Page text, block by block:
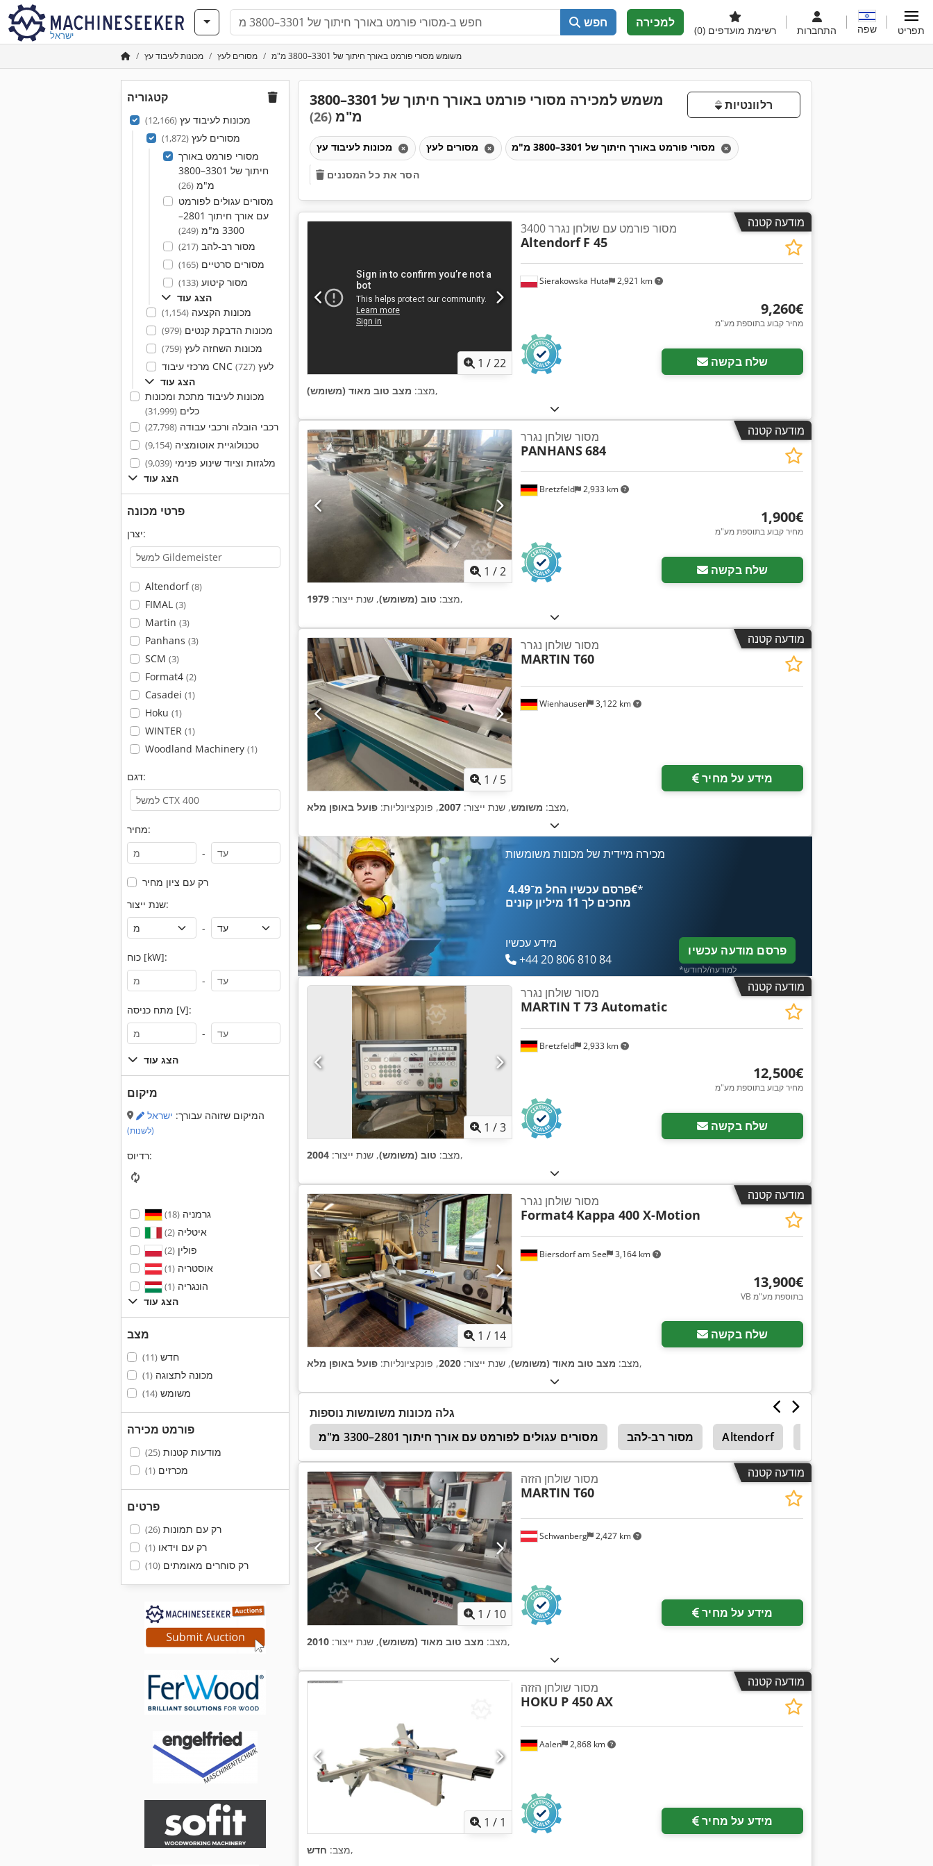
ישראל
חפש למכירה
רשימת מועדפים (0) התחברות שפה תפריט
מכונות לעיבוד עץ מסורים לעץ משומש מסורי פורמט באורך חיתוך של 3301–3800 מ"מ
קטגוריה
מכונות לעיבוד עץ(12,166)
מסורים לעץ(1,872)
מסורי פורמט באורך
חיתוך של 3301–3800
מ"מ(26)
מסורים עגולים לפורמט
עם אורך חיתוך 2801–
3300 מ"מ
(249)
מסור רב-להב(217)
מסורים סרטיים(165)
מסור קיטוע(133)
הצג עוד
מכונות הקצעה(1,154)
מכונות הדבקת קנטים(979)
מכונות השחזה לעץ(759)
מרכזי עיבוד CNC לעץ(727)
הצג עוד
מכונות לעיבוד מתכת ומכונות
כלים(31,999)
רכבי הובלה ורכבי עבודה(27,798)
טכנולוגיית אוטומציה(9,154)
מלגזות וציוד שינוע פנימי(9,039)
הצג עוד
פרטי מכונה
יצרן:
Altendorf(8)
FIMAL (3)
Martin (3)
Panhans (3)
SCM (3)
Format4 (2)
Casadei (1)
Hoku (1)
WINTER (1)
Woodland Machinery (1)
דגם:
מחיר:
-
רק עם ציון מחיר
שנת ייצור:
-
כוח [kW]:
-
מתח כניסה [V]:
-
הצג עוד
מיקום
המיקום שזוהה עבורך: ישראל
(לשנות)
רדיוס:
גרמניה(18)
איטליה(2)
פולין(2)
אוסטריה(1)
הונגריה(1)
הצג עוד
מצב
חדש(11)
מכונה לתצוגה(1)
משומש(14)
פורמט מכירה
מודעות קטנות(25)
מכרזים(1)
פרטים
רק עם תמונות(26)
רק עם וידאו(1)
רק סוחרים מאומתים(10)
משמש למכירה מסורי פורמט באורך חיתוך של 3301–3800
מ"מ (26)
רלוונטיות
הסר את כל המסננים
מודעה קטנה
1 /22
Sierakowska Huta 2,921 km
מסור פורמט עם שולחן נגרר 3400
Altendorf F 45
‏9,260 ‏€
מחיר קבוע בתוספת מע"מ
שלח בקשה
מצב: מצב טוב מאוד (משומש) ,
מודעה קטנה
בקש תמונות נוספות
1 /2
Bretzfeld 2,933 km
מסור שולחן נגרר
PANHANS684
‏1,900 ‏€
מחיר קבוע בתוספת מע"מ
שלח בקשה
מצב: טוב (משומש), שנת ייצור: 1979 ,
מודעה קטנה
1 / 5
Wienhausen 3,122 km
מסור שולחן נגרר
MARTIN T60
מידע על מחיר
מצב: משומש, שנת ייצור: 2007, פונקציונליות: פועל באופן מלא ,
מכירה מיידית של מכונות משומשות
פרסם עכשיו החל מ־‏4.49 ‏€*
מחכים לך 11 מיליון קונים
מידע עכשיו
+44 20 806 810 84
פרסם מודעה עכשיו
*למודעה/לחודש
מודעה קטנה
1 /3
Bretzfeld 2,933 km
מסור שולחן נגרר
MARTIN T 73 Automatic
‏12,500 ‏€
מחיר קבוע בתוספת מע"מ
שלח בקשה
מצב: טוב (משומש), שנת ייצור: 2004 ,
מודעה קטנה
1 / 14
Biersdorf am See 3,164 km
מסור שולחן נגרר
Format4 Kappa 400 X-Motion
‏13,900 ‏€
VB בתוספת מע"מ
שלח בקשה
מצב: מצב טוב מאוד (משומש), שנת ייצור: 2020, פונקציונליות: פועל באופן מלא ,
גלה מכונות משומשות נוספות
מסורים עגולים לפורמט עם אורך חיתוך 2801–3300 מ"מ
מסור רב-להב Altendorf
מודעה קטנה
1 / 10
Schwanberg 2,427 km
מסור שולחן הזזה
MARTIN T60
מידע על מחיר
מצב: מצב טוב מאוד (משומש), שנת ייצור: 2010 ,
מודעה קטנה
1 / 1
Aalen 2,868 km
מסור שולחן הזזה
HOKU P 450 AX
מידע על מחיר
מצב: חדש ,